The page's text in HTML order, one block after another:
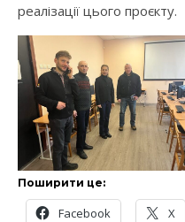
реалізації цього проєкту.
Поширити це:
Facebook X